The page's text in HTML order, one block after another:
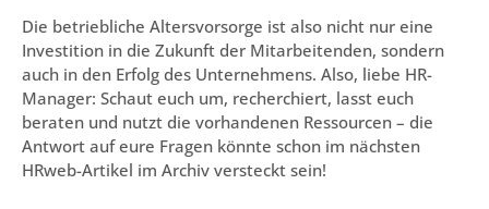
Die betriebliche Altersvorsorge ist also nicht nur eine
Investition in die Zukunft der Mitarbeitenden, sondern
auch in den Erfolg des Unternehmens. Also, liebe HR-
Manager: Schaut euch um, recherchiert, lasst euch
beraten und nutzt die vorhandenen Ressourcen – die
Antwort auf eure Fragen könnte schon im nächsten
HRweb-Artikel im Archiv versteckt sein!